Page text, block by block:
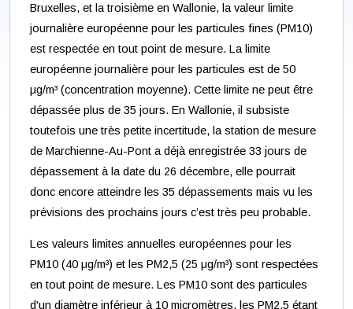
Bruxelles, et la troisième en Wallonie, la valeur limite
journalière européenne pour les particules fines (PM10)
est respectée en tout point de mesure. La limite
européenne journalière pour les particules est de 50
μg/m³ (concentration moyenne). Cette limite ne peut être
dépassée plus de 35 jours. En Wallonie, il subsiste
toutefois une très petite incertitude, la station de mesure
de Marchienne-Au-Pont a déjà enregistrée 33 jours de
dépassement à la date du 26 décembre, elle pourrait
donc encore atteindre les 35 dépassements mais vu les
prévisions des prochains jours c’est très peu probable.
Les valeurs limites annuelles européennes pour les
PM10 (40 μg/m³) et les PM2,5 (25 μg/m³) sont respectées
en tout point de mesure. Les PM10 sont des particules
d'un diamètre inférieur à 10 micromètres, les PM2.5 étant